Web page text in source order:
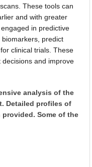
These tools can
and with greater
in predictive
biomarkers, predict
clinical trials. These
and improve
analysis of the
Detailed profiles of
Some of the